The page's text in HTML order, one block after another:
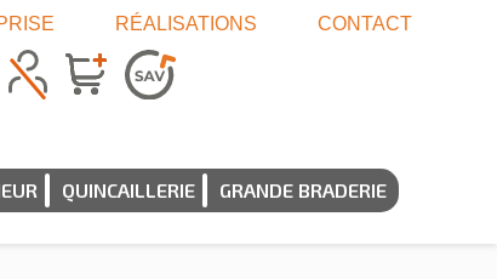
RÉALISATIONS CONTACT
QUINCAILLERIE GRANDE BRADERIE